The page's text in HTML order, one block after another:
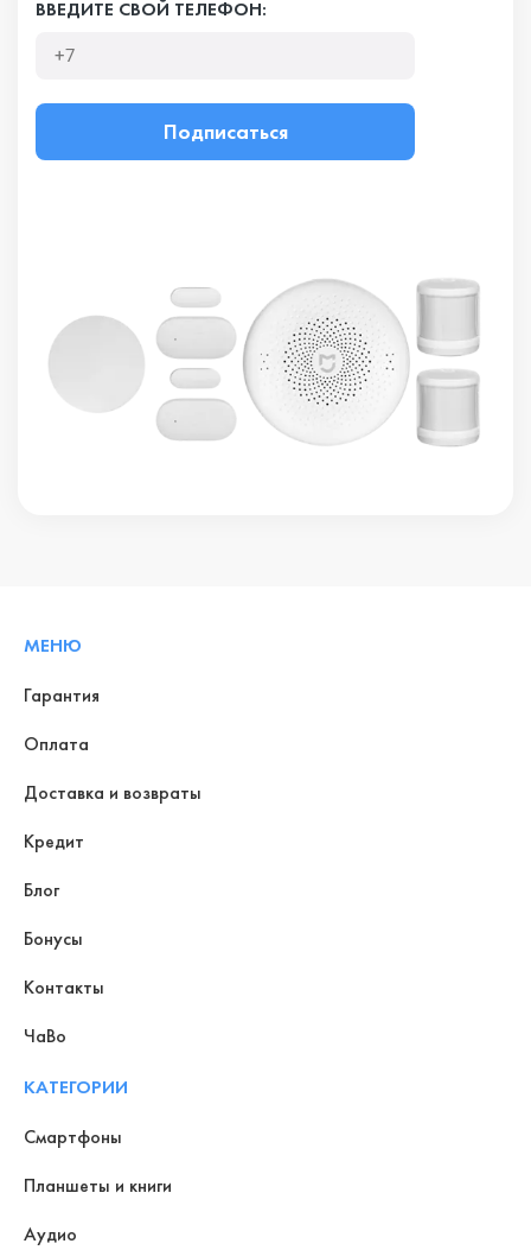
ВВЕДИТЕ СВОЙ ТЕЛЕФОН:
Подписаться
МЕНЮ
Гарантия
Оплата
Доставка и возвраты
Кредит
Блог
Бонусы
Контакты
ЧаВо
КАТЕГОРИИ
Смартфоны
Планшеты и книги
Аудио